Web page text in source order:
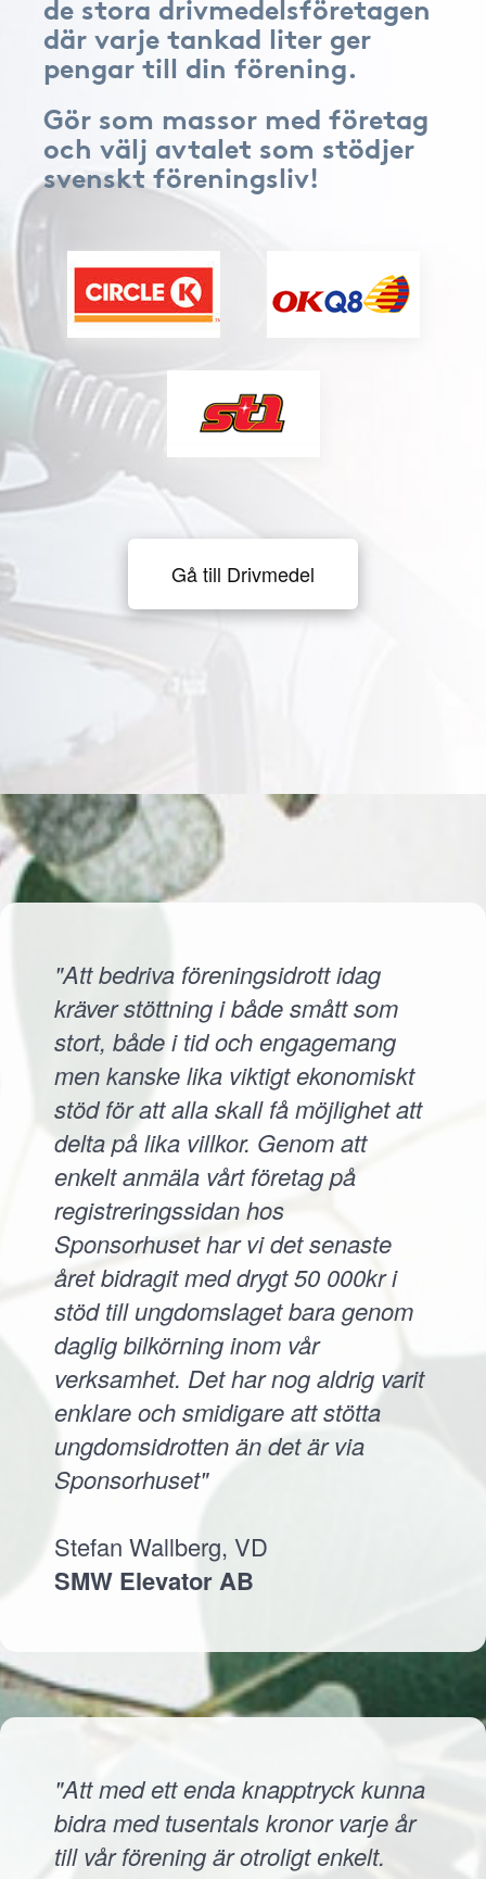
där varje tankad liter ger
pengar till din förening.
Gör som massor med företag
och välj avtalet som stödjer
svenskt föreningsliv!
Gå till Drivmedel
"Att bedriva föreningsidrott idag
kräver stöttning i både smått som
stort, både i tid och engagemang
men kanske lika viktigt ekonomiskt
stöd för att alla skall få möjlighet att
delta på lika villkor. Genom att
enkelt anmäla vårt företag på
registreringssidan hos
Sponsorhuset har vi det senaste
året bidragit med drygt 50 000kr i
stöd till ungdomslaget bara genom
daglig bilkörning inom vår
verksamhet. Det har nog aldrig varit
enklare och smidigare att stötta
ungdomsidrotten än det är via
Sponsorhuset"
Stefan Wallberg, VD
SMW Elevator AB
"Att med ett enda knapptryck kunna
bidra med tusentals kronor varje år
till vår förening är otroligt enkelt.